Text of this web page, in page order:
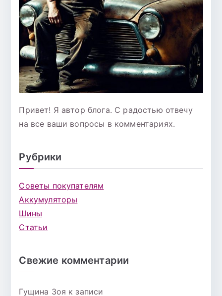
Привет! Я автор блога. С радостью отвечу
на все ваши вопросы в комментариях.
Рубрики
Советы покупателям
Аккумуляторы
Шины
Статьи
Свежие комментарии
Гущина Зоя к записи